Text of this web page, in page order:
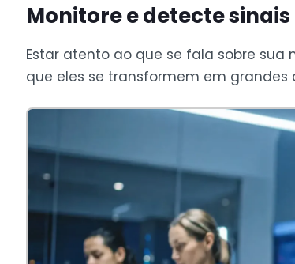
Monitore e detecte
Estar atento ao que se fala sobre
que eles se transformem em grandes